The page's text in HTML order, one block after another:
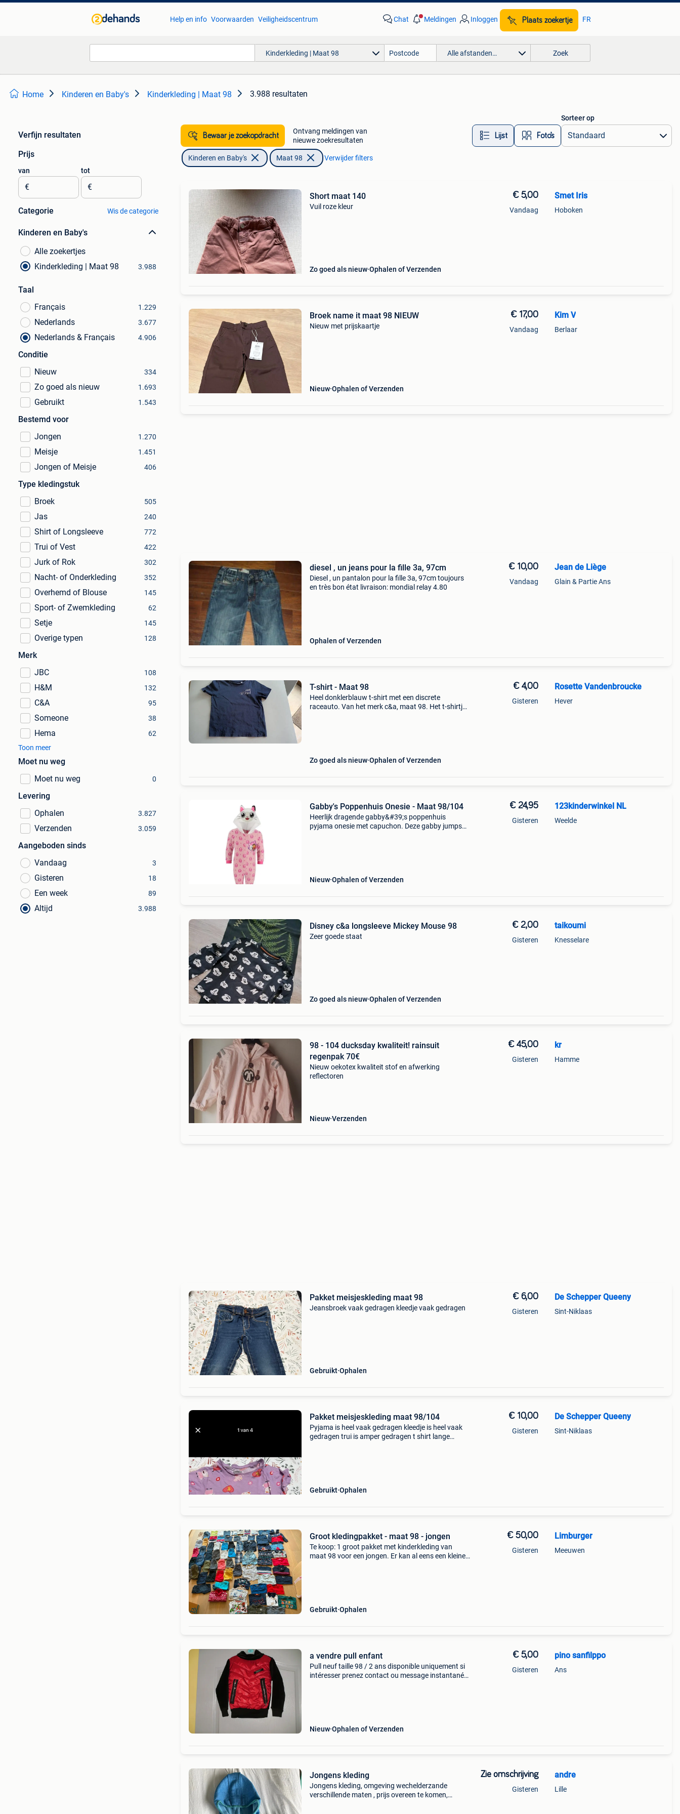
Help en info Voorwaarden Veiligheidscentrum Chat Meldingen Inloggen Plaats zoekertje FR
Kinderkleding | Maat 98 Alle afstanden… Zoek
Home Kinderen en Baby's Kinderkleding | Maat 98 3.988 resultaten
Verfijn resultaten
Prijs
van
€
tot
€
Categorie Wis de categorie
Kinderen en Baby's
Alle zoekertjes
Kinderkleding | Maat 98
3.988
Taal
Français
1.229
Nederlands 3.677
Nederlands & Français 4.906
Conditie
Nieuw
334
Zo goed als nieuw 1.693
Gebruikt 1.543
Bestemd voor
Jongen
1.270
Meisje 1.451
Jongen of Meisje 406
Type kledingstuk
Broek
505
Jas 240
Shirt of Longsleeve 772
Trui of Vest 422
Jurk of Rok 302
Nacht- of Onderkleding 352
Overhemd of Blouse 145
Sport- of Zwemkleding 62
Setje 145
Overige typen 128
Merk
JBC
108
H&M 132
C&A 95
Someone 38
Hema
62
Toon meer
Moet nu weg
Moet nu weg
0
Levering
Ophalen
3.827
Verzenden 3.059
Aangeboden sinds
Vandaag
3
Gisteren 18
Een week 89
Altijd 3.988
Bewaar je zoekopdracht
Ontvang meldingen van
nieuwe zoekresultaten
Lijst Foto’s
Sorteer op
Kinderen en Baby's Maat 98 Verwijder filters
Short maat 140
Vuil roze kleur
Zo goed als nieuw Ophalen of Verzenden
€ 5,00
Vandaag
Smet Iris
Hoboken
Broek name it maat 98 NIEUW
Nieuw met prijskaartje
Nieuw Ophalen of Verzenden
€ 17,00
Vandaag
Kim V
Berlaar
diesel , un jeans pour la fille 3a, 97cm
Diesel , un pantalon pour la fille 3a, 97cm toujours
en très bon état livraison: mondial relay 4.80
Ophalen of Verzenden
€ 10,00
Vandaag
Jean de Liège
Glain & Partie Ans
T-shirt - Maat 98
Heel donklerblauw t-shirt met een discrete
raceauto. Van het merk c&a, maat 98. Het t-shirtje
Zo goed als nieuw Ophalen of Verzenden
€ 4,00
Gisteren
Rosette Vandenbroucke
Hever
Gabby's Poppenhuis Onesie - Maat 98/104
Heerlijk dragende gabby&#39;s poppenhuis
pyjama onesie met capuchon. Deze gabby jumpsuit
Nieuw Ophalen of Verzenden
€ 24,95
Gisteren
123kinderwinkel NL
Weelde
Disney c&a longsleeve Mickey Mouse 98
Zeer goede staat
Zo goed als nieuw Ophalen of Verzenden
€ 2,00
Gisteren
taikoumi
Knesselare
98 - 104 ducksday kwaliteit! rainsuit
regenpak 70€
Nieuw oekotex kwaliteit stof en afwerking
reflectoren
Nieuw Verzenden
€ 45,00
Gisteren
kr
Hamme
Pakket meisjeskleding maat 98
Jeansbroek vaak gedragen kleedje vaak gedragen
Gebruikt Ophalen
€ 6,00
Gisteren
De Schepper Queeny
Sint-Niklaas
Pakket meisjeskleding maat 98/104
Pyjama is heel vaak gedragen kleedje is heel vaak
gedragen trui is amper gedragen t shirt lange
Gebruikt Ophalen
€ 10,00
Gisteren
De Schepper Queeny
Sint-Niklaas
Groot kledingpakket - maat 98 - jongen
Te koop: 1 groot pakket met kinderkleding van
maat 98 voor een jongen. Er kan al eens een kleiner
Gebruikt Ophalen
€ 50,00
Gisteren
Limburger
Meeuwen
a vendre pull enfant
Pull neuf taille 98 / 2 ans disponible uniquement si
intéresser prenez contact ou message instantanée
Nieuw Ophalen of Verzenden
€ 5,00
Gisteren
pino sanfilppo
Ans
Jongens kleding
Jongens kleding, omgeving wechelderzande
verschillende maten , prijs overeen te komen,
Zie omschrijving
Gisteren
andre
Lille